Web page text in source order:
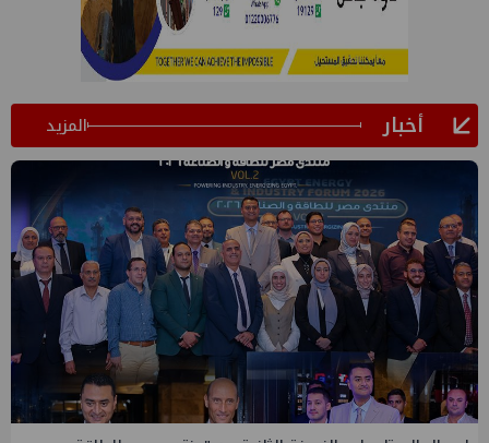
أخبار المزيد